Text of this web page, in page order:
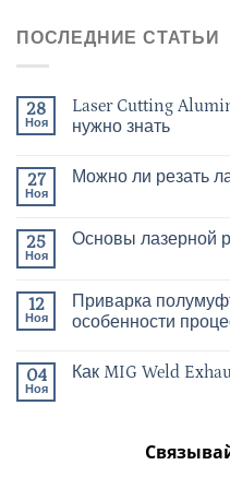
ПОСЛЕДНИЕ СТАТЬИ
28
Ноя
Laser Cutting
нужно знать
27
Ноя
Можно ли резать
25
Ноя
Основы лазерной
12
Ноя
Приварка
особенности
04
Ноя
Как MIG Weld